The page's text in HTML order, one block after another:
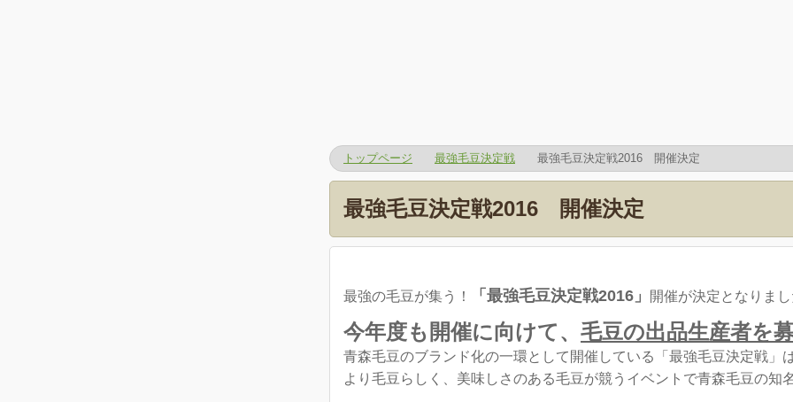
トップページ 最強毛豆決定戦 最強毛豆決定戦2016 開催決定
最強毛豆決定戦2016 開催決定
最強の毛豆が集う！ 「最強毛豆決定戦2016」 開催が決定となりま
今年度も開催に向けて、 毛豆の出品生産者を
青森毛豆のブランド化の一環として開催している「最強毛豆決定戦」
より毛豆らしく、美味しさのある毛豆が競うイベントで青森毛豆の知